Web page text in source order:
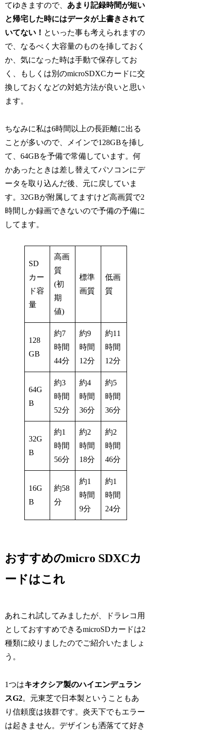
てゆきますので、 あまり記録時間が短い
と帰宅した時にはデータが上書きされて
いてない！ といった事も考えられますの
で、なるべく大容量のものを挿しておく
か、気になった時は手動で保存してお
く、もしくは別のmicroSDXCカードに交
換しておくなどの対処方法が良いと思い
ます。
ちなみに私は6時間以上の長距離に出る
ことが多いので、メインで128GBを挿し
て、64GBを予備で常備しています。何
かあったときは差し替えてパソコンにデ
ータを取り込んだ後、元に戻していま
す。32GBが附属してますけど高画質で2
時間しか録画できないので予備の予備に
してます。
SD
カー
ド容
量
高画
質
(初
期
値)
標準
画質
低画
質
128
GB
約7
時間
44分
約9
時間
12分
約11
時間
12分
64G
B
約3
時間
52分
約4
時間
36分
約5
時間
36分
32G
B
約1
時間
56分
約2
時間
18分
約2
時間
46分
16G
B
約58
分
約1
時間
9分
約1
時間
24分
おすすめのmicro SDXCカ
ードはこれ
あれこれ試してみましたが、ドラレコ用
としておすすめできるmicroSDカードは2
種類に絞りましたのでご紹介いたましょ
う。
1つはキオクシア製のハイエンデュラン
スG2。元東芝で日本製ということもあ
り信頼度は抜群です。炎天下でもエラー
は起きません。デザインも洒落てて好き